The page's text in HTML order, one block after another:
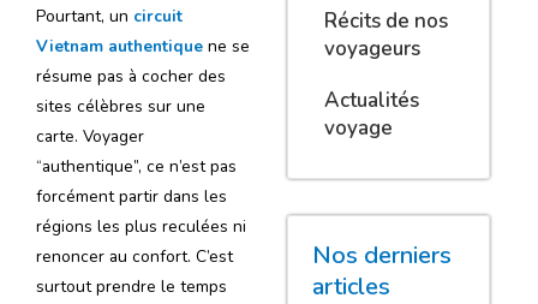
Pourtant, un circuit
Vietnam authentique ne se
résume pas à cocher des
sites célèbres sur une
carte. Voyager
“authentique”, ce n’est pas
forcément partir dans les
régions les plus reculées ni
renoncer au confort. C’est
surtout prendre le temps
Récits de nos
voyageurs
Actualités
voyage
Nos derniers
articles